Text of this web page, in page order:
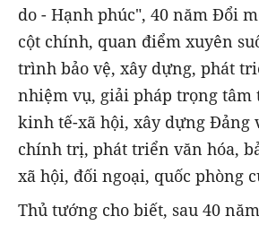
do - Hạnh phúc", 40 năm Đổi
cột chính, quan điểm xuyên
trình bảo vệ, xây dựng, phát
nhiệm vụ, giải pháp trọng
kinh tế-xã hội, xây dựng Đảng
chính trị, phát triển văn hóa,
xã hội, đối ngoại, quốc phòng
Thủ tướng cho biết, sau 40